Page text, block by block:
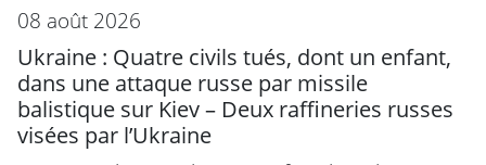
08 août 2026
Ukraine : Quatre civils tués, dont un enfant,
dans une attaque russe par missile
balistique sur Kiev – Deux raffineries russes
visées par l’Ukraine